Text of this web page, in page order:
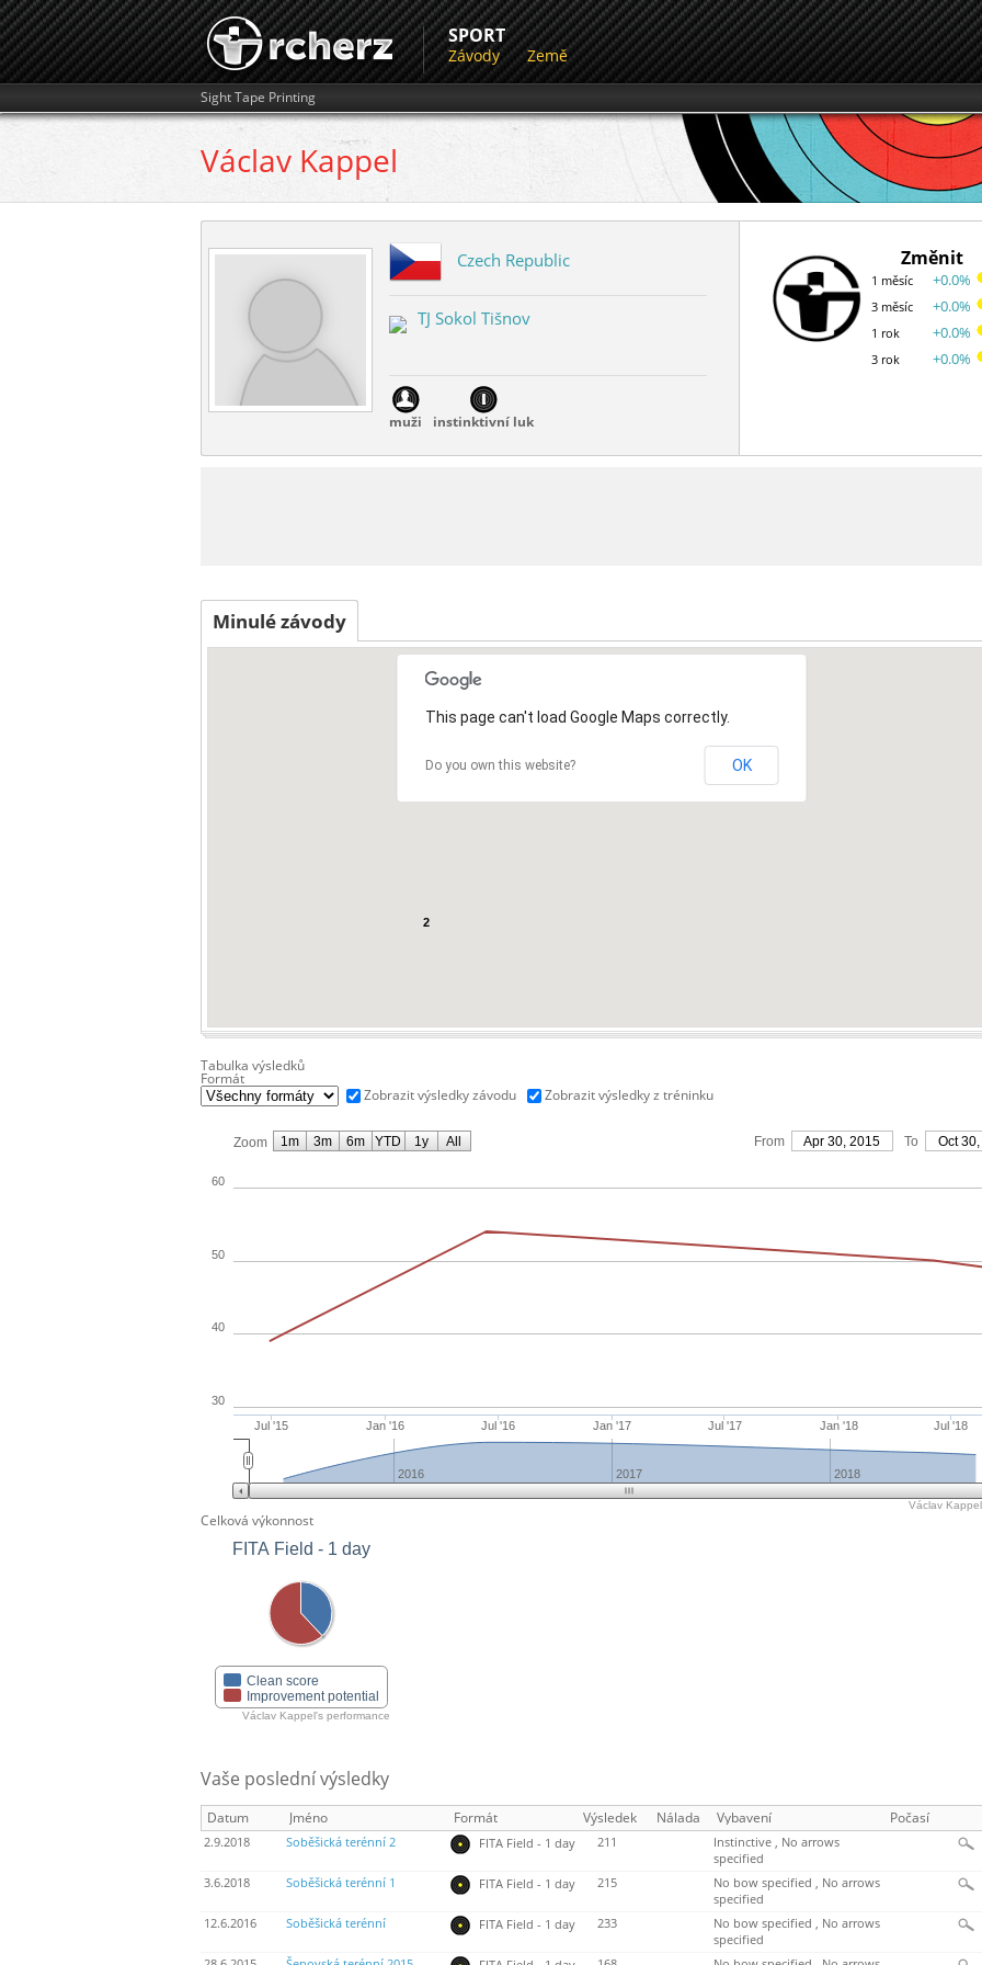
SPORT
Závody Země
Sight Tape Printing
Václav Kappel
Czech Republic
TJ Sokol Tišnov
muži instinktivní luk
Změnit
1 měsíc
3 měsíc
1 rok
3 rok
+0.0%
+0.0%
+0.0%
+0.0%
Minulé závody
2
This page can't load Google Maps correctly.
Do you own this website? OK
Tabulka výsledků
Formát
Zobrazit výsledky závodu
Zobrazit výsledky z tréninku
Zoom From Apr 30, 2015 To Oct
Jul '15 Jan '16 Jul '16 Jan '17 Jul '17 Jan '18 Jul '18
30
40
50
60
2016 2017 2018
1m 3m 6m YTD 1y All
Václav
Celková výkonnost
FITA Field - 1 day
Clean score
Improvement potential
Václav Kappel's performance
Vaše poslední výsledky
Datum Jméno Formát Výsledek Nálada Vybavení Počasí
2.9.2018 Soběšická terénní 2 FITA Field - 1 day 211
Instinctive , No arrows
specified
3.6.2018
Soběšická terénní 1 FITA Field - 1 day 215
No bow specified , No arrows
specified
12.6.2016
Soběšická terénní FITA Field - 1 day 233
No bow specified , No arrows
specified